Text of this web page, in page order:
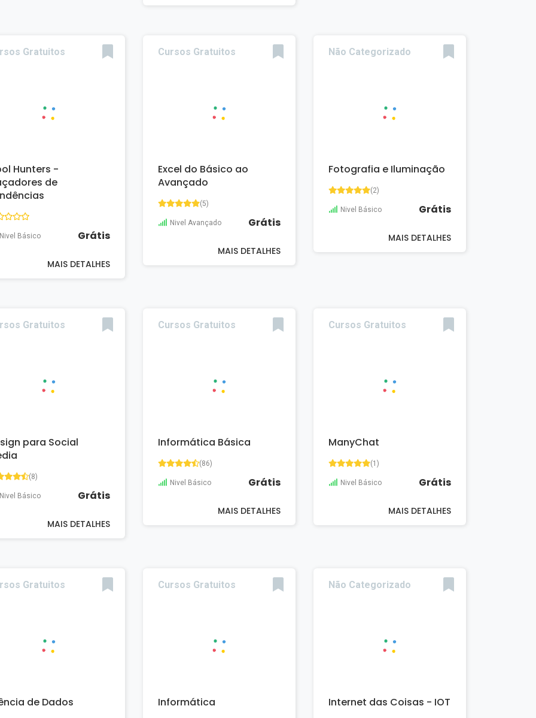
Gratuitos
Hunters -
de
Nivel Básico Grátis
MAIS DETALHES
Cursos Gratuitos
Excel do Básico ao
Avançado
(5)
Nivel Avançado Grátis
MAIS DETALHES
Não Categorizado
Fotografia e Iluminação
(2)
Nivel Básico Grátis
MAIS DETALHES
Gratuitos
para Social
(8)
Nivel Básico Grátis
MAIS DETALHES
Cursos Gratuitos
Informática Básica
(86)
Nivel Básico Grátis
MAIS DETALHES
Cursos Gratuitos
ManyChat
(1)
Nivel Básico Grátis
MAIS DETALHES
Gratuitos
de Dados
Cursos Gratuitos
Informática
Não Categorizado
Internet das Coisas - IOT